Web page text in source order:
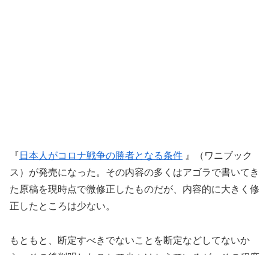
『 日本人がコロナ戦争の勝者となる条件 』（ワニブック
ス）が発売になった。その内容の多くはアゴラで書いてき
た原稿を現時点で微修正したものだが、内容的に大きく修
正したところは少ない。
もともと、断定すべきでないことを断定などしてないか